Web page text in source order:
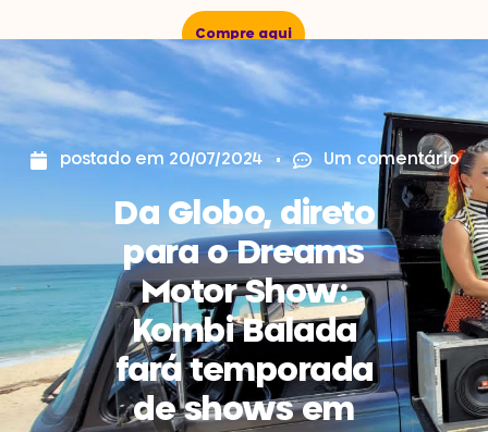
Compre aqui
postado em 20/07/2024 Um comentário
Da Globo, direto
para o Dreams
Motor Show:
Kombi Balada
fará temporada
de shows em